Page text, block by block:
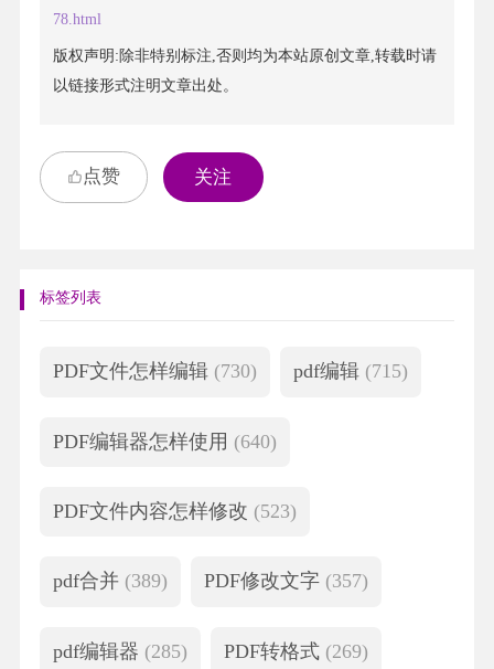
78.html
版权声明:除非特别标注,否则均为本站原创文章,转载时请
以链接形式注明文章出处。
点赞 关注
标签列表
PDF文件怎样编辑 (730) pdf编辑 (715)
PDF编辑器怎样使用 (640)
PDF文件内容怎样修改 (523)
pdf合并 (389) PDF修改文字 (357)
pdf编辑器 (285) PDF转格式 (269)